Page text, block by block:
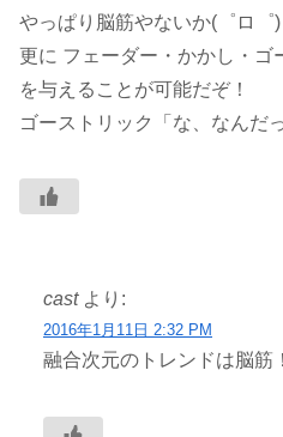
やっぱり脳筋やないか(゜ロ゜)
更に フェーダー・かかし・ゴ
を与えることが可能だぞ！
ゴーストリック「な、なんだ
cast より:
2016年1月11日 2:32 PM
融合次元のトレンドは脳筋